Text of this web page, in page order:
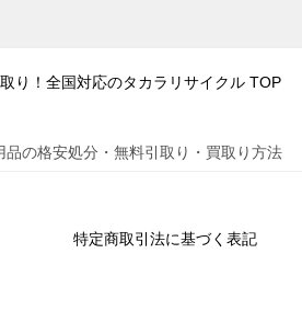
り！全国対応のタカラリサイクル TOP
の格安処分・無料引取り・買取り方法
特定商取引法に基づく表記